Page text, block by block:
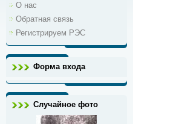
О нас
Обратная связь
Регистрируем РЭС
Форма входа
Случайное фото